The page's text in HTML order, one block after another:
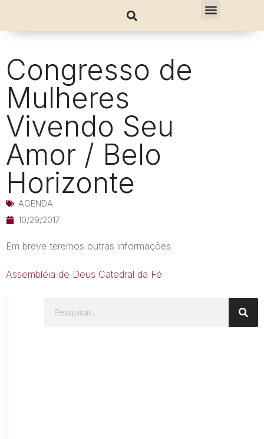
Congresso de
Mulheres
Vivendo Seu
Amor / Belo
Horizonte
AGENDA
10/29/2017
Em breve teremos outras informações
Assembléia de Deus Catedral da Fé